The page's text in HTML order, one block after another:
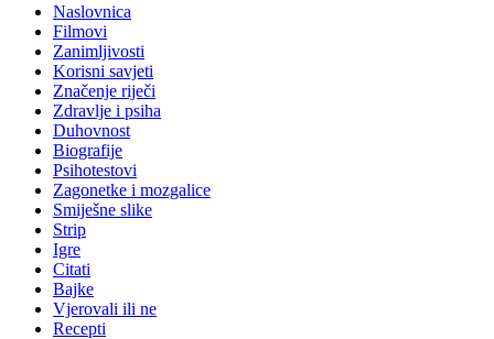
Naslovnica
Filmovi
Zanimljivosti
Korisni savjeti
Značenje riječi
Zdravlje i psiha
Duhovnost
Biografije
Psihotestovi
Zagonetke i mozgalice
Smiješne slike
Strip
Igre
Citati
Bajke
Vjerovali ili ne
Recepti